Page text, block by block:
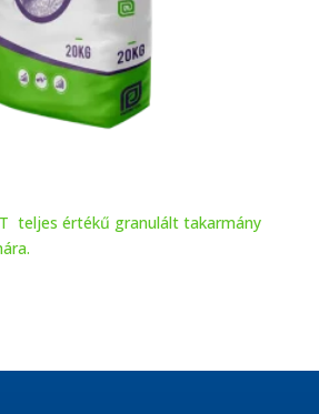
teljes értékű granulált takarmány